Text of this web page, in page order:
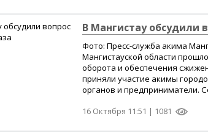
В Мангистау обсудили
Фото: Пресс-служба акима
Мангистауской области
оборота и обеспечения
приняли участие акимы
органов и предприниматели.
16 Октября 11:51 | 1081